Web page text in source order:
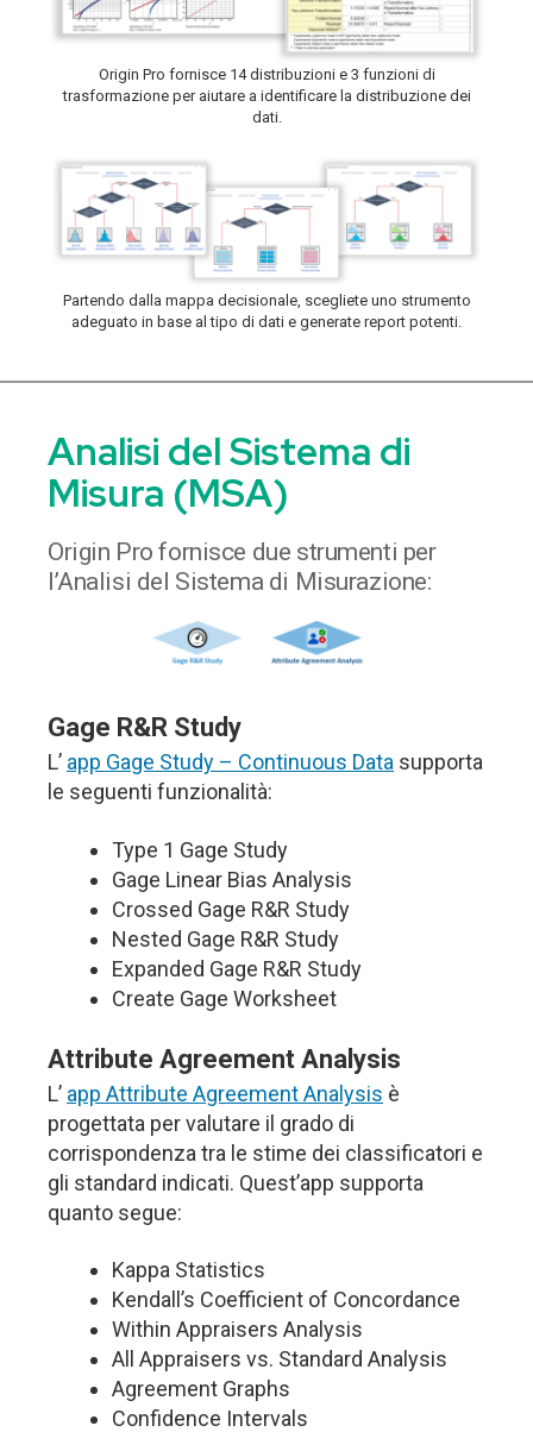
Origin Pro fornisce 14 distribuzioni e 3 funzioni di
trasformazione per aiutare a identificare la distribuzione dei
dati.
Partendo dalla mappa decisionale, scegliete uno strumento
adeguato in base al tipo di dati e generate report potenti.
Analisi del Sistema di
Misura (MSA)
Origin Pro fornisce due strumenti per
l’Analisi del Sistema di Misurazione:
Gage R&R Study
L’ app Gage Study – Continuous Data supporta
le seguenti funzionalità:
Type 1 Gage Study
Gage Linear Bias Analysis
Crossed Gage R&R Study
Nested Gage R&R Study
Expanded Gage R&R Study
Create Gage Worksheet
Attribute Agreement Analysis
L’ app Attribute Agreement Analysis è
progettata per valutare il grado di
corrispondenza tra le stime dei classificatori e
gli standard indicati. Quest’app supporta
quanto segue:
Kappa Statistics
Kendall’s Coefficient of Concordance
Within Appraisers Analysis
All Appraisers vs. Standard Analysis
Agreement Graphs
Confidence Intervals